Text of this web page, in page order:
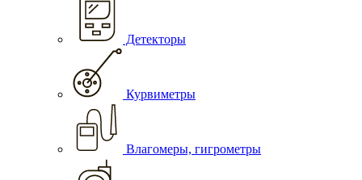
Детекторы
Курвиметры
Влагомеры, гигрометры